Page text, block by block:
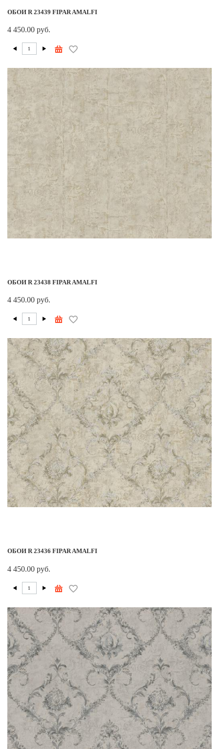
ОБОИ R 23439 FIPAR AMALFI
4 450.00 руб.
ОБОИ R 23438 FIPAR AMALFI
4 450.00 руб.
ОБОИ R 23436 FIPAR AMALFI
4 450.00 руб.